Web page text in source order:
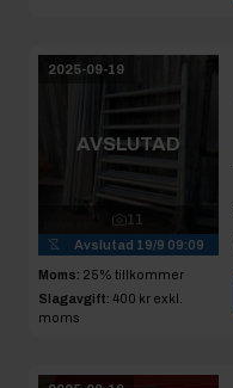
2025-09-19
AVSLUTAD
11
Avslutad 19/9 09:09
Moms: 25% tillkommer
Slagavgift: 400 kr exkl.
moms